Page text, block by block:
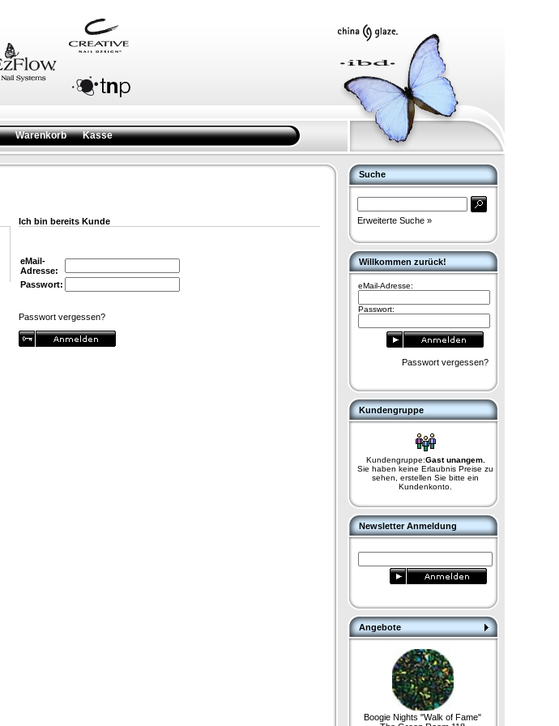
Warenkorb Kasse
Ich bin bereits Kunde
eMail-
Adresse:
Passwort:
Passwort vergessen?
Suche
Erweiterte Suche »
Willkommen zurück!
eMail-Adresse:
Passwort:
Passwort vergessen?
Kundengruppe
Kundengruppe:Gast unangem.
Sie haben keine Erlaubnis Preise zu
sehen, erstellen Sie bitte ein
Kundenkonto.
Newsletter Anmeldung
Angebote
Boogie Nights "Walk of Fame"